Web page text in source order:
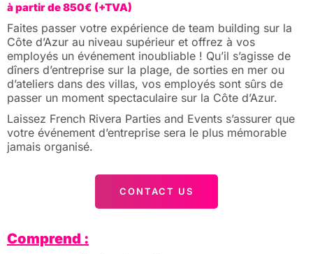
à partir de 850€ (+TVA)
Faites passer votre expérience de team building sur la
Côte d’Azur au niveau supérieur et offrez à vos
employés un événement inoubliable ! Qu’il s’agisse de
dîners d’entreprise sur la plage, de sorties en mer ou
d’ateliers dans des villas, vos employés sont sûrs de
passer un moment spectaculaire sur la Côte d’Azur.
Laissez French Rivera Parties and Events s’assurer que
votre événement d’entreprise sera le plus mémorable
jamais organisé.
CONTACT US
Comprend :